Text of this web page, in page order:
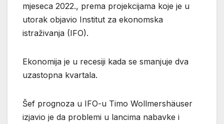
mjeseca 2022., prema projekcijama koje je u
utorak objavio Institut za ekonomska
istraživanja (IFO).
Ekonomija je u recesiji kada se smanjuje dva
uzastopna kvartala.
Šef prognoza u IFO-u Timo Wollmershäuser
izjavio je da problemi u lancima nabavke i